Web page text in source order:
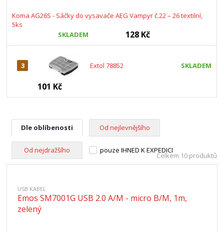
Koma AG26S - Sáčky do vysavače AEG Vampyr č.22 – 26 textilní,
5ks
SKLADEM
128 Kč
3 Extol 78852 SKLADEM
101 Kč
Dle oblíbenosti Od nejlevnějšího
Od nejdražšího pouze IHNED K EXPEDICI
Celkem 10 produktů
USB KABEL
Emos SM7001G USB 2.0 A/M - micro B/M, 1m,
zelený